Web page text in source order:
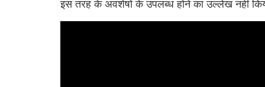
इस तरह के अवशेषों के उपलब्ध होने का उल्लेख नहीं